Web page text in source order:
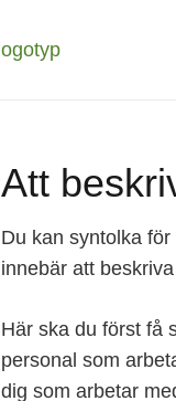
Att
Du kan syntolka
innebär att
Här ska du först få
personal som
dig som arbetar